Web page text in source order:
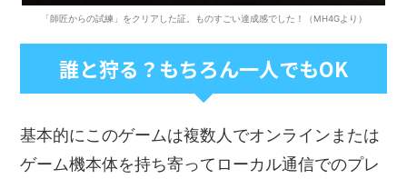
「師匠からの試練」をクリアした証。ものすごい達成感でした！（MH4Gより）
誰と狩る？もちろん一人でもOK
基本的にこのゲームは複数人でオンラインまたは
ゲーム機本体を持ち寄ってローカル通信でのプレ